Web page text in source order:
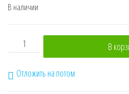
В наличии
Количество товара МИЛАНА
В
Отложить на потом